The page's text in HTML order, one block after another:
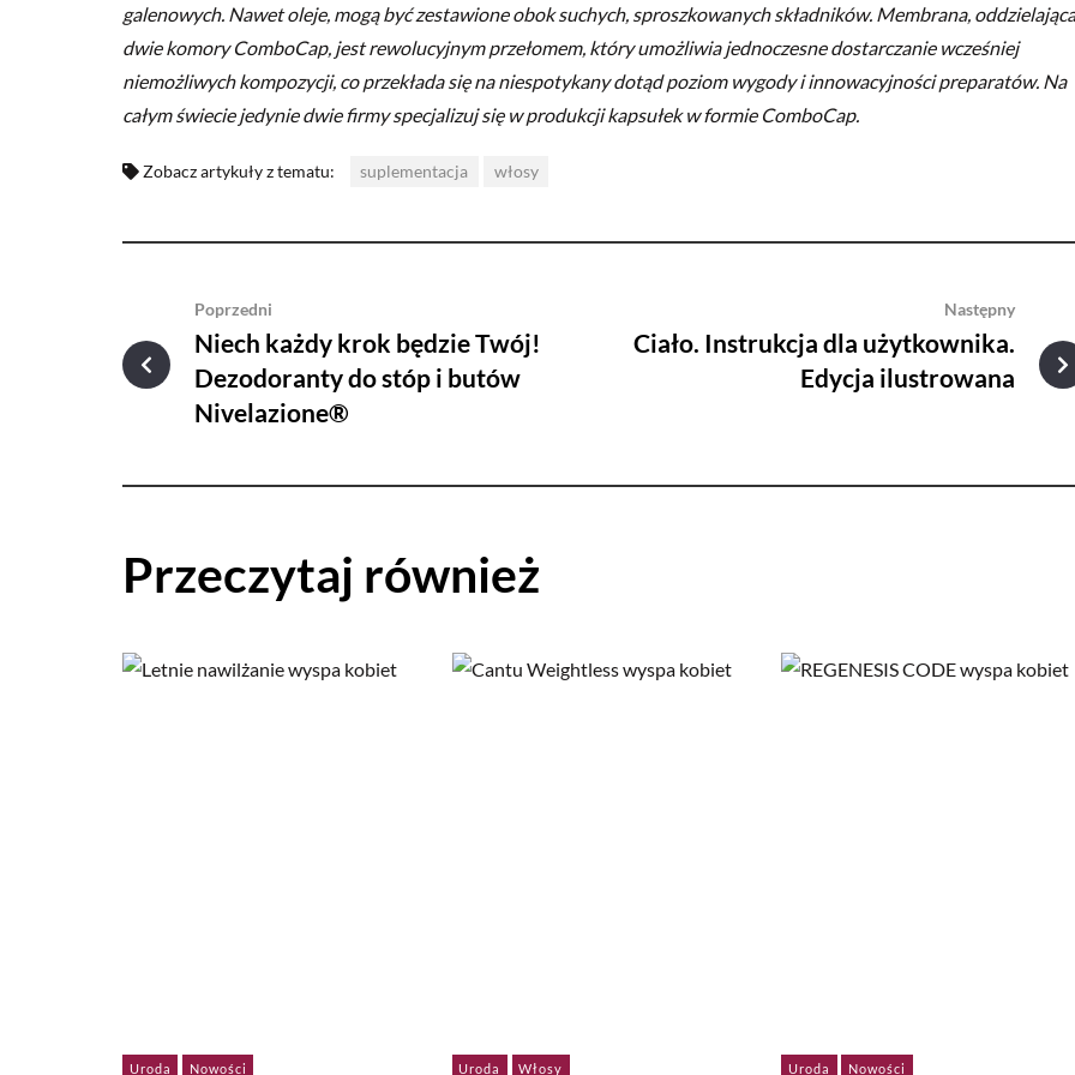
galenowych. Nawet oleje, mogą być zestawione obok suchych, sproszkowanych składników. Membrana, oddzielająca
dwie komory ComboCap, jest rewolucyjnym przełomem, który umożliwia jednoczesne dostarczanie wcześniej
niemożliwych kompozycji, co przekłada się na niespotykany dotąd poziom wygody i innowacyjności preparatów. Na
całym świecie jedynie dwie firmy specjalizuj się w produkcji kapsułek w formie ComboCap.
Zobacz artykuły z tematu: suplementacja włosy
Poprzedni
Niech każdy krok będzie Twój!
Dezodoranty do stóp i butów
Nivelazione®
Następny
Ciało. Instrukcja dla użytkownika.
Edycja ilustrowana
Przeczytaj również
Uroda Nowości Uroda Włosy Uroda Nowości